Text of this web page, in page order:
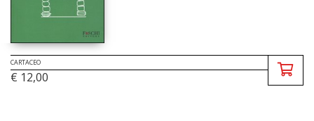
CARTACEO
€ 12,00